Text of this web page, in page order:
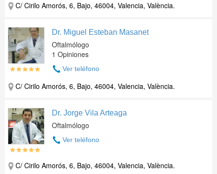
C/ Cirilo Amorós, 6, Bajo, 46004, Valencia, València.
Dr. Miguel Esteban Masanet
Oftalmólogo
1 Opiniones
Ver teléfono
C/ Cirilo Amorós, 6, Bajo, 46004, Valencia, València.
Dr. Jorge Vila Arteaga
Oftalmólogo
Ver teléfono
C/ Cirilo Amorós, 6, Bajo, 46004, Valencia, València.